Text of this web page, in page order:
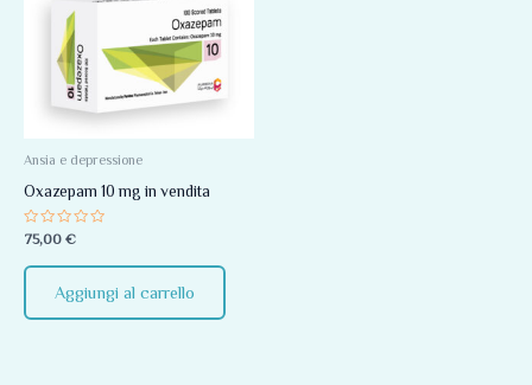
Ansia e depressione
Oxazepam 10 mg in vendita
Valutato
5
75,00 €
Aggiungi al carrello